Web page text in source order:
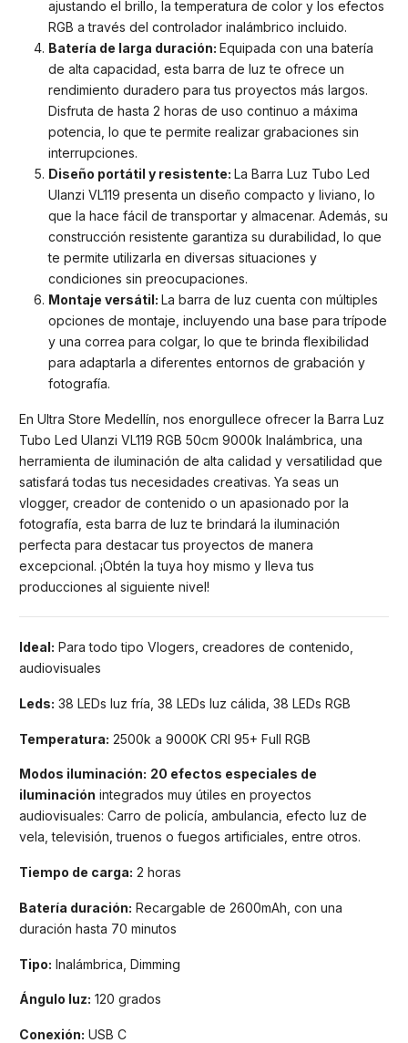
ajustando el brillo, la temperatura de color y los efectos
RGB a través del controlador inalámbrico incluido.
Batería de larga duración: Equipada con una batería
de alta capacidad, esta barra de luz te ofrece un
rendimiento duradero para tus proyectos más largos.
Disfruta de hasta 2 horas de uso continuo a máxima
potencia, lo que te permite realizar grabaciones sin
interrupciones.
Diseño portátil y resistente: La Barra Luz Tubo Led
Ulanzi VL119 presenta un diseño compacto y liviano, lo
que la hace fácil de transportar y almacenar. Además, su
construcción resistente garantiza su durabilidad, lo que
te permite utilizarla en diversas situaciones y
condiciones sin preocupaciones.
Montaje versátil: La barra de luz cuenta con múltiples
opciones de montaje, incluyendo una base para trípode
y una correa para colgar, lo que te brinda flexibilidad
para adaptarla a diferentes entornos de grabación y
fotografía.
En Ultra Store Medellín, nos enorgullece ofrecer la Barra Luz
Tubo Led Ulanzi VL119 RGB 50cm 9000k Inalámbrica, una
herramienta de iluminación de alta calidad y versatilidad que
satisfará todas tus necesidades creativas. Ya seas un
vlogger, creador de contenido o un apasionado por la
fotografía, esta barra de luz te brindará la iluminación
perfecta para destacar tus proyectos de manera
excepcional. ¡Obtén la tuya hoy mismo y lleva tus
producciones al siguiente nivel!
Ideal: Para todo tipo Vlogers, creadores de contenido,
audiovisuales
Leds: 38 LEDs luz fría, 38 LEDs luz cálida, 38 LEDs RGB
Temperatura: 2500k a 9000K CRI 95+ Full RGB
Modos iluminación: 20 efectos especiales de
iluminación integrados muy útiles en proyectos
audiovisuales: Carro de policía, ambulancia, efecto luz de
vela, televisión, truenos o fuegos artificiales, entre otros.
Tiempo de carga: 2 horas
Batería duración: Recargable de 2600mAh, con una
duración hasta 70 minutos
Tipo: Inalámbrica, Dimming
Ángulo luz: 120 grados
Conexión: USB C